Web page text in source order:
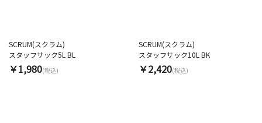
SCRUM(スクラム)
スタッフサック5L BL
￥1,980(税込)
SCRUM(スクラム)
スタッフサック10L BK
￥2,420(税込)